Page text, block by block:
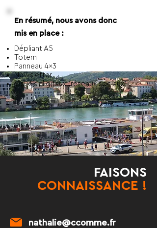
En résumé, nous avons donc
mis en place :
Dépliant A5
Totem
Panneau 4x3
Newsletter
Visuels digitaux (réseaux sociaux)
FAISONS
CONNAISSANCE !
nathalie@ccomme.fr